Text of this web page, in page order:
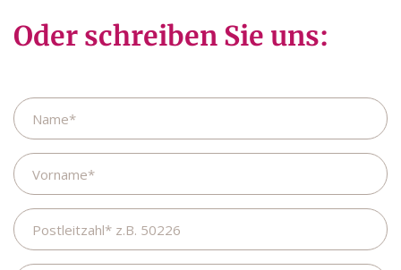
Oder schreiben Sie uns:
Name
Vorname
Postleitzahl